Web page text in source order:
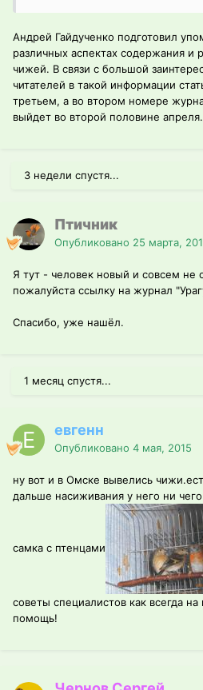
Андрей Гайдученко подготовил
различных аспектах содержания и
чижей. В связи с большой
читателей в такой информации
третьем, а во втором номере
выйдет во второй половине апреля.
3 недели спустя...
Птичник
Опубликовано 25 марта,
Я тут - человек новый и совсем не
пожалуйста ссылку на журнал
Спасибо, уже нашёл.
1 месяц спустя...
евгенн
Опубликовано 4 мая, 2015
ну вот и в Омске вывелись
дальше насиживания у него ни
самка с птенцами
советы специалистов как всегда
помощь!